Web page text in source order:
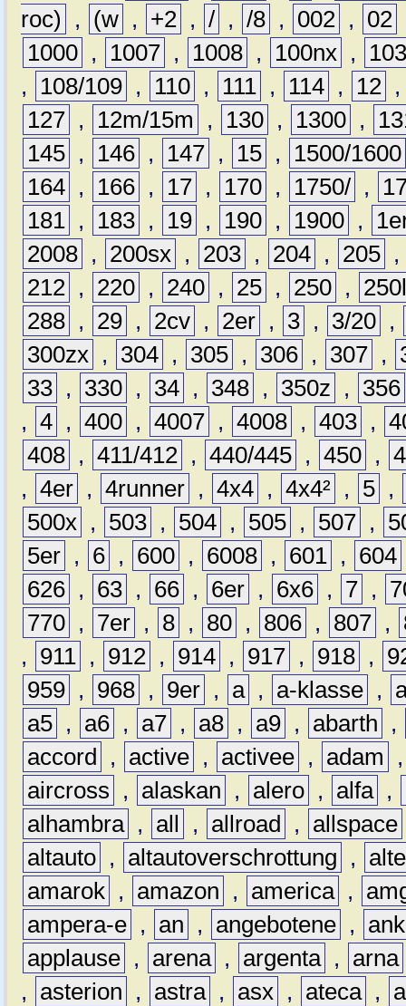
roc)
, (w , +2 , / , /8 , 002 , 02
1000 , 1007 , 1008 , 100nx ,
,
108/109 , 110 , 111 , 114 , 12
127 , 12m/15m , 130 , 1300 ,
145 , 146 , 147 , 15 ,
1500/1600
164 , 166 , 17 , 170 , 1750/ ,
181 , 183 , 19 , 190 , 1900 ,
2008 , 200sx , 203 , 204 , 205 ,
212 , 220 , 240 , 25 , 250 ,
288 , 29 , 2cv , 2er , 3 , 3/20 ,
300zx , 304 , 305 , 306 , 307 ,
33 , 330 , 34 , 348 , 350z ,
356
, 4 , 400 , 4007 , 4008 , 403 ,
408 , 411/412 , 440/445 , 450 ,
, 4er , 4runner , 4x4 , 4x4² , 5 ,
500x , 503 , 504 , 505 , 507 ,
5er , 6 , 600 , 6008 , 601 , 604
626 , 63 , 66 , 6er , 6x6 , 7 ,
770 , 7er , 8 , 80 , 806 , 807 ,
,
911 , 912 , 914 , 917 , 918 ,
959 , 968 , 9er , a , a-klasse ,
a5 , a6 , a7 , a8 , a9 , abarth
,
accord
, active , activee , adam
aircross
, alaskan , alero , alfa ,
alhambra , all , allroad , allspace
altauto , altautoverschrottung ,
amarok , amazon , america ,
ampera-e , an , angebotene ,
applause , arena , argenta , arna
,
asterion , astra , asx , ateca ,